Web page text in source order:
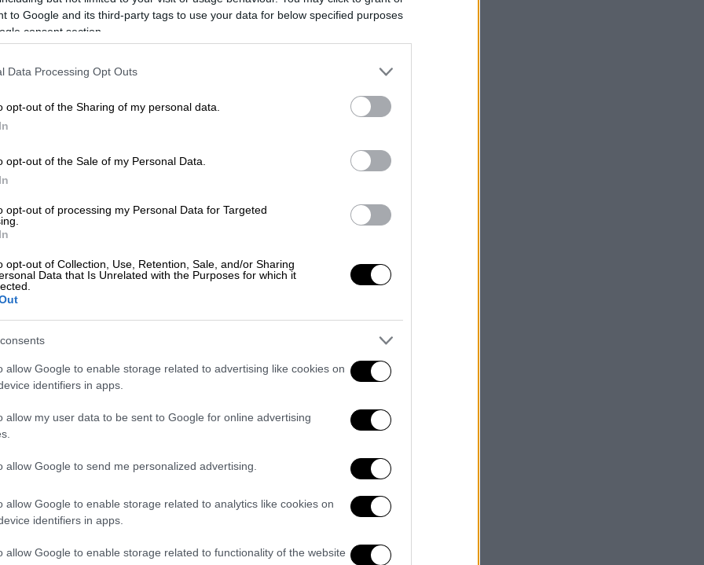
to Google and its third-party tags to use your data for below specified purposes
consent section.
Data Processing Opt Outs
opt-out of the Sharing of my personal data.
opt-out of the Sale of my Personal Data.
opt-out of processing my Personal Data for Targeted
opt-out of Collection, Use, Retention, Sale, and/or Sharing
Data that Is Unrelated with the Purposes for which it
allow Google to enable storage related to advertising like cookies on
identifiers in apps.
allow my user data to be sent to Google for online advertising
allow Google to send me personalized advertising.
allow Google to enable storage related to analytics like cookies on
identifiers in apps.
allow Google to enable storage related to functionality of the website
εμπόδισαν την ομάδα να ξεκινήσει τη
η οποία επρόκειτο να ξεκινήσει τα
άρθηκε στις 1:13 π.μ. ώρα Ελλάδας
με καύσιμα για να φορτωθεί το
υγρό οξυγόνο και υγρό υδρογόνο.
δεξαμενή με υγρό υδρογόνο δύο φορές,
λόγω
πρόβλημα με την
του πυραύλου και εργάζεται για
τους δεν ήταν
το υδρογόνο περνάει κυκλικά
για την εκτόξευση. Τρεις από τους
αναμενόταν, αλλά ο κινητήρας νούμερο 3
πάγου
ρωγμής.
ανακαλύψουν τι προκάλεσε μια
μεταξύ του διαστημικού σκάφους
πρόβλημα θα μπορούσε να επηρεάσει την
αντίστροφη μέτρηση που ξεκινά όταν